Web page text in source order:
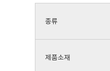
종류
제품소재